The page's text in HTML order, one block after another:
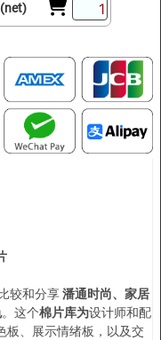
较和分享潘通时尚、家居
。这个棉片库为设计师和配
板、展示情绪板，以及交